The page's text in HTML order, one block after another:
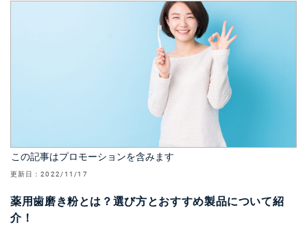
この記事はプロモーションを含みます
更新日： 2022/11/17
薬用歯磨き粉とは？選び方とおすすめ製品について紹
介！